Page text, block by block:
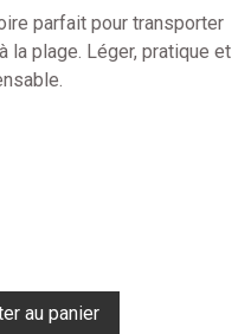
parfait pour transporter
la plage. Léger, pratique et
au panier